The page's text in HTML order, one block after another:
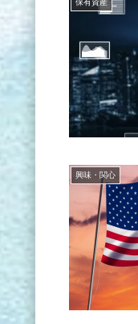
保有資産
興味・関心